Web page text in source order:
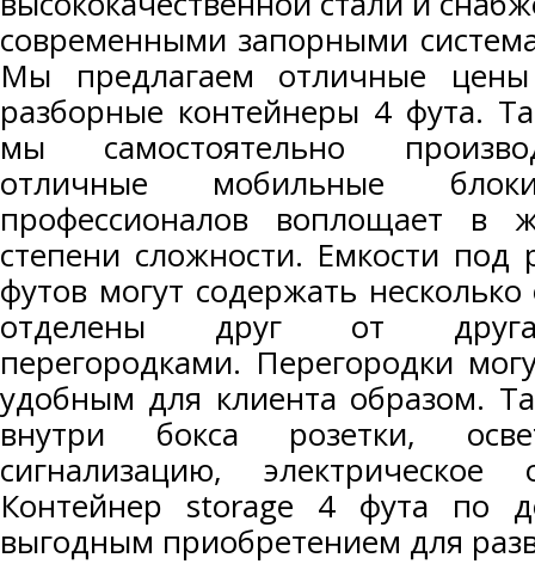
современными запорными
Мы предлагаем отличные
разборные контейнеры 4 фута.
мы самостоятельно
отличные мобильные
профессионалов воплощает в
степени сложности. Емкости под
футов могут содержать
отделены друг от друга
перегородками. Перегородки
удобным для клиента образом.
внутри бокса розетки,
сигнализацию,
Контейнер storage 4 фута по
выгодным приобретением для